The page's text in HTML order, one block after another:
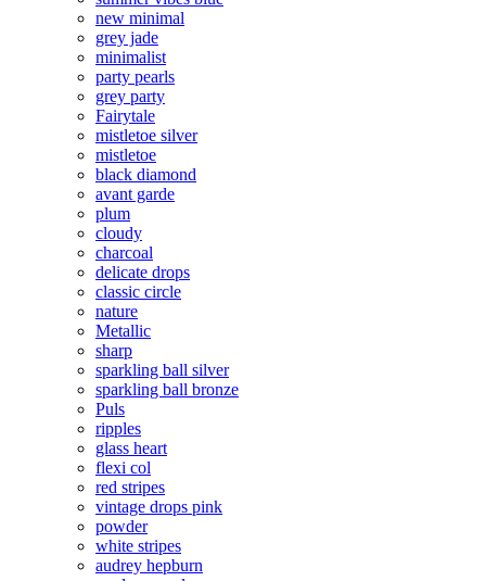
new minimal
grey jade
minimalist
party pearls
grey party
Fairytale
mistletoe silver
mistletoe
black diamond
avant garde
plum
cloudy
charcoal
delicate drops
classic circle
nature
Metallic
sharp
sparkling ball silver
sparkling ball bronze
Puls
ripples
glass heart
flexi col
red stripes
vintage drops pink
powder
white stripes
audrey hepburn